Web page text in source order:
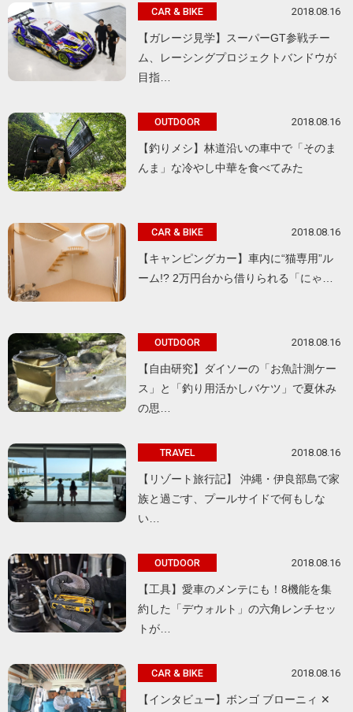
CAR & BIKE 2018.08.16
【ガレージ見学】スーパーGT参戦チー
ム、レーシングプロジェクトバンドウが
目指…
OUTDOOR 2018.08.16
【釣りメシ】林道沿いの車中で「そのま
んま」な冷やし中華を食べてみた
CAR & BIKE 2018.08.16
【キャンピングカー】車内に“猫専用”ル
ーム!? 2万円台から借りられる「にゃ…
OUTDOOR 2018.08.16
【自由研究】ダイソーの「お魚計測ケー
ス」と「釣り用活かしバケツ」で夏休み
の思…
TRAVEL 2018.08.16
【リゾート旅行記】 沖縄・伊良部島で家
族と過ごす、プールサイドで何もしな
い…
OUTDOOR 2018.08.16
【工具】愛車のメンテにも！8機能を集
約した「デウォルト」の六角レンチセッ
トが…
CAR & BIKE 2018.08.16
【インタビュー】ボンゴ ブローニィ ✕